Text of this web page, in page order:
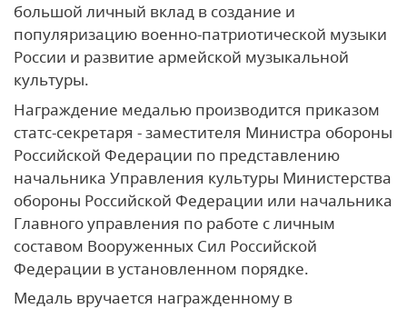
большой личный вклад в создание и
популяризацию военно-патриотической музыки
России и развитие армейской музыкальной
культуры.
Награждение медалью производится приказом
статс-секретаря - заместителя Министра обороны
Российской Федерации по представлению
начальника Управления культуры Министерства
обороны Российской Федерации или начальника
Главного управления по работе с личным
составом Вооруженных Сил Российской
Федерации в установленном порядке.
Медаль вручается награжденному в